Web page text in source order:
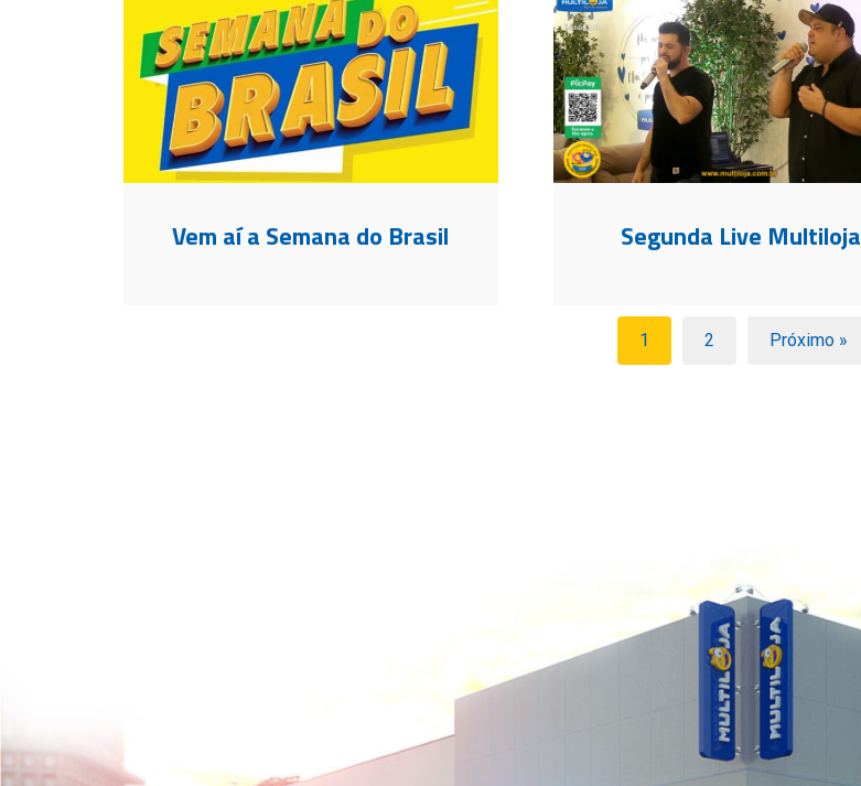
Vem aí a Semana do Brasil Segunda Live Multiloja
1 2 Próximo »